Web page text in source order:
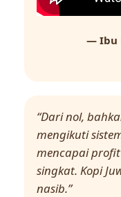
— Ibu
“Dari nol,
mengikuti
mencapai
singkat. Kopi
nasib.”